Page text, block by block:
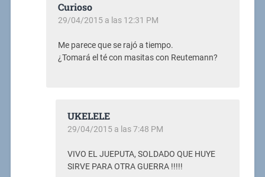
Curioso
29/04/2015 a las 12:31 PM
Me parece que se rajó a tiempo.
¿Tomará el té con masitas con Reutemann?
UKELELE
29/04/2015 a las 7:48 PM
VIVO EL JUEPUTA, SOLDADO QUE HUYE
SIRVE PARA OTRA GUERRA !!!!!